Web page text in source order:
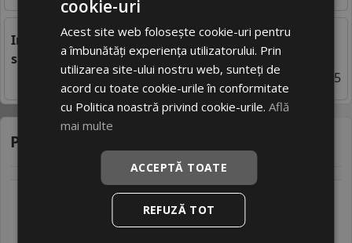
Importanta presiunii corecte in anvelope pentru
siguranta si eficienta
24/03/2025 07:25
Produse recomandate
MassimoOttima plus
185/65R15 88H
cookie-uri
Acest site web folosește cookie-uri pentru
a îmbunătăți experiența utilizatorului. Prin
utilizarea site-ului nostru web, sunteți de
acord cu toate cookie-urile în conformitate
cu Politica noastră privind cookie-urile.Află
mai multe
ACCEPTĂ TOATE
REFUZĂ TOT